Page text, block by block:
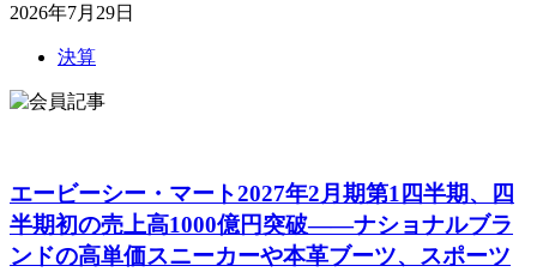
2026年7月29日
決算
エービーシー・マート2027年2月期第1四半期、四
半期初の売上高1000億円突破――ナショナルブラ
ンドの高単価スニーカーや本革ブーツ、スポーツ